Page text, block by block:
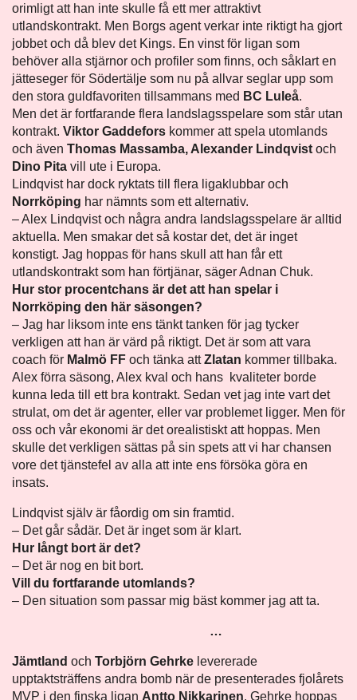
orimligt att han inte skulle få ett mer attraktivt
utlandskontrakt. Men Borgs agent verkar inte riktigt ha gjort
jobbet och då blev det Kings. En vinst för ligan som
behöver alla stjärnor och profiler som finns, och såklart en
jätteseger för Södertälje som nu på allvar seglar upp som
den stora guldfavoriten tillsammans med BC Luleå.
Men det är fortfarande flera landslagsspelare som står utan
kontrakt. Viktor Gaddefors kommer att spela utomlands
och även Thomas Massamba, Alexander Lindqvist och
Dino Pita vill ute i Europa.
Lindqvist har dock ryktats till flera ligaklubbar och
Norrköping har nämnts som ett alternativ.
– Alex Lindqvist och några andra landslagsspelare är alltid
aktuella. Men smakar det så kostar det, det är inget
konstigt. Jag hoppas för hans skull att han får ett
utlandskontrakt som han förtjänar, säger Adnan Chuk.
Hur stor procentchans är det att han spelar i
Norrköping den här säsongen?
– Jag har liksom inte ens tänkt tanken för jag tycker
verkligen att han är värd på riktigt. Det är som att vara
coach för Malmö FF och tänka attZlatan kommer tillbaka.
Alex förra säsong, Alex kval och hans kvaliteter borde
kunna leda till ett bra kontrakt. Sedan vet jag inte vart det
strulat, om det är agenter, eller var problemet ligger. Men för
oss och vår ekonomi är det orealistiskt att hoppas. Men
skulle det verkligen sättas på sin spets att vi har chansen
vore det tjänstefel av alla att inte ens försöka göra en
insats.
Lindqvist själv är fåordig om sin framtid.
– Det går sådär. Det är inget som är klart.
Hur långt bort är det?
– Det är nog en bit bort.
Vill du fortfarande utomlands?
– Den situation som passar mig bäst kommer jag att ta.
…
Jämtland och Torbjörn Gehrke levererade
upptaktsträffens andra bomb när de presenterades fjolårets
MVP i den finska ligan Antto Nikkarinen. Gehrke hoppas